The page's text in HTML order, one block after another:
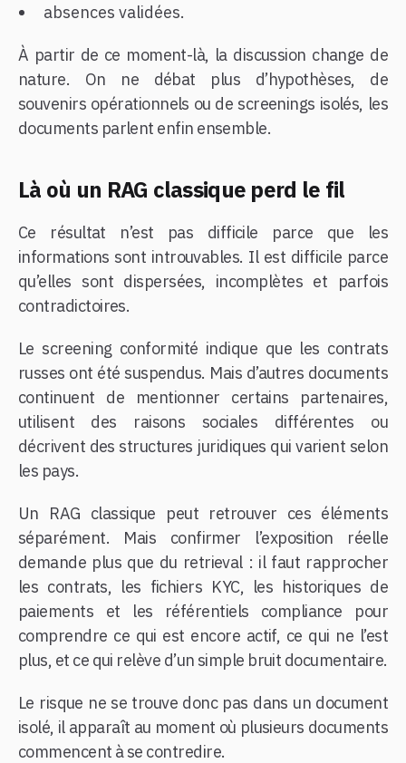
absences validées.
À partir de ce moment-là, la discussion change de
nature. On ne débat plus d’hypothèses, de
souvenirs opérationnels ou de screenings isolés, les
documents parlent enfin ensemble.
Là où un RAG classique perd le fil
Ce résultat n’est pas difficile parce que les
informations sont introuvables. Il est difficile parce
qu’elles sont dispersées, incomplètes et parfois
contradictoires.
Le screening conformité indique que les contrats
russes ont été suspendus. Mais d’autres documents
continuent de mentionner certains partenaires,
utilisent des raisons sociales différentes ou
décrivent des structures juridiques qui varient selon
les pays.
Un RAG classique peut retrouver ces éléments
séparément. Mais confirmer l’exposition réelle
demande plus que du retrieval : il faut rapprocher
les contrats, les fichiers KYC, les historiques de
paiements et les référentiels compliance pour
comprendre ce qui est encore actif, ce qui ne l’est
plus, et ce qui relève d’un simple bruit documentaire.
Le risque ne se trouve donc pas dans un document
isolé, il apparaît au moment où plusieurs documents
commencent à se contredire.